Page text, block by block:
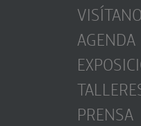
AGENDA
PRENSA